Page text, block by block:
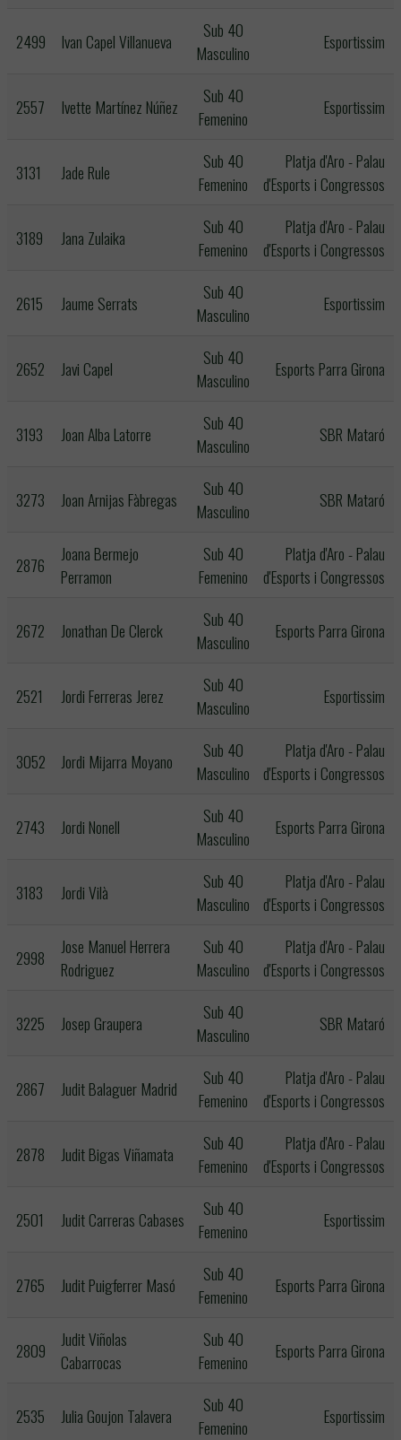
2499 Ivan Capel Villanueva
Sub 40
Masculino
Esportissim
2557 Ivette Martínez Núñez
Sub 40
Femenino
Esportissim
3131 Jade Rule
Sub 40
Femenino
Platja d'Aro - Palau
d'Esports i Congressos
3189 Jana Zulaika
Sub 40
Femenino
Platja d'Aro - Palau
d'Esports i Congressos
2615 Jaume Serrats
Sub 40
Masculino
Esportissim
2652 Javi Capel
Sub 40
Masculino
Esports Parra Girona
3193 Joan Alba Latorre
Sub 40
Masculino
SBR Mataró
3273 Joan Arnijas Fàbregas
Sub 40
Masculino
SBR Mataró
2876
Joana Bermejo
Perramon
Sub 40
Femenino
Platja d'Aro - Palau
d'Esports i Congressos
2672 Jonathan De Clerck
Sub 40
Masculino
Esports Parra Girona
2521 Jordi Ferreras Jerez
Sub 40
Masculino
Esportissim
3052 Jordi Mijarra Moyano
Sub 40
Masculino
Platja d'Aro - Palau
d'Esports i Congressos
2743 Jordi Nonell
Sub 40
Masculino
Esports Parra Girona
3183 Jordi Vilà
Sub 40
Masculino
Platja d'Aro - Palau
d'Esports i Congressos
2998
Jose Manuel Herrera
Rodriguez
Sub 40
Masculino
Platja d'Aro - Palau
d'Esports i Congressos
3225 Josep Graupera
Sub 40
Masculino
SBR Mataró
2867 Judit Balaguer Madrid
Sub 40
Femenino
Platja d'Aro - Palau
d'Esports i Congressos
2878 Judit Bigas Viñamata
Sub 40
Femenino
Platja d'Aro - Palau
d'Esports i Congressos
2501 Judit Carreras Cabases
Sub 40
Femenino
Esportissim
2765 Judit Puigferrer Masó
Sub 40
Femenino
Esports Parra Girona
2809
Judit Viñolas
Cabarrocas
Sub 40
Femenino
Esports Parra Girona
2535 Julia Goujon Talavera
Sub 40
Femenino
Esportissim